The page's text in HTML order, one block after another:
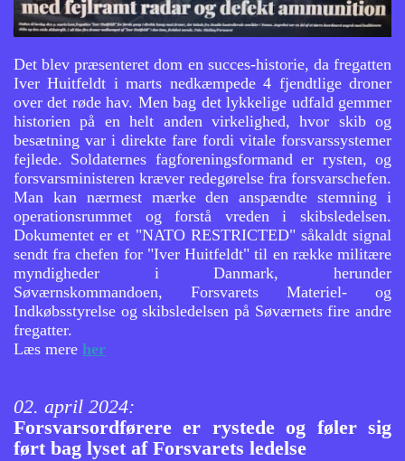
Det blev præsenteret dom en succes-historie, da fregatten
Iver Huitfeldt i marts nedkæmpede 4 fjendtlige droner
over det røde hav. Men bag det lykkelige udfald gemmer
historien på en helt anden virkelighed, hvor skib og
besætning var i direkte fare fordi vitale forsvarssystemer
fejlede. Soldaternes fagforeningsformand er rysten, og
forsvarsministeren kræver redegørelse fra forsvarschefen.
Man kan nærmest mærke den anspændte stemning i
operationsrummet og forstå vreden i skibsledelsen.
Dokumentet er et "NATO RESTRICTED" såkaldt signal
sendt fra chefen for "Iver Huitfeldt" til en række militære
myndigheder i Danmark, herunder
Søværnskommandoen, Forsvarets Materiel- og
Indkøbsstyrelse og skibsledelsen på Søværnets fire andre
fregatter.
Læs mere her
02. april 2024:
Forsvarsordførere er rystede og føler sig
ført bag lyset af Forsvarets ledelse